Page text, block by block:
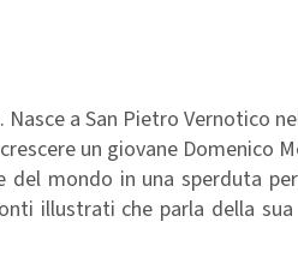
a San Pietro Vernotico
un giovane Domenico
mondo in una sperduta
illustrati che parla della